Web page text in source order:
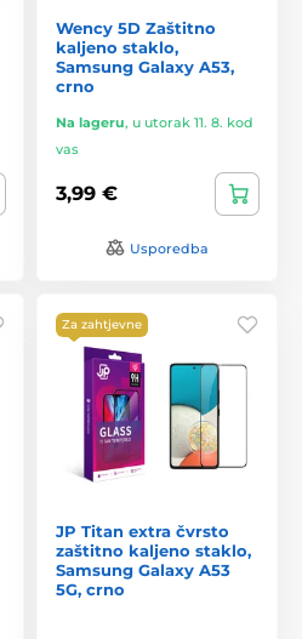
Wency 5D Zaštitno
kaljeno staklo,
Samsung Galaxy A53,
crno
Na lageru, u utorak 11. 8. kod
vas
3,99 €
Usporedba
Za zahtjevne
JP Titan extra čvrsto
zaštitno kaljeno staklo,
Samsung Galaxy A53
5G, crno